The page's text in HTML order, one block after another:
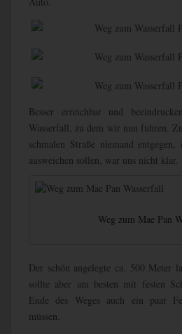
Besser erreichbar und
Wasserfall, zu dem wir nun fuhren.
schmalen Straße niemand
ausweichen sollen, war uns nicht klar.
Weg zum Mae Pan
Der schön angelegte ca. 500 Meter
sollte aber am besten mit festen
Ende des Weges auch ein paar
müssen.